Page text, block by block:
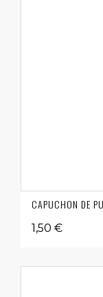
CAPUCHON DE
1,50 €